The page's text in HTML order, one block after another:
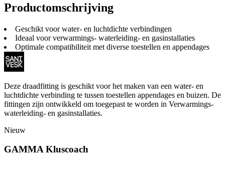
Productomschrijving
Geschikt voor water- en luchtdichte verbindingen
Ideaal voor verwarmings- waterleiding- en gasinstallaties
Optimale compatibiliteit met diverse toestellen en appendages
Deze draadfitting is geschikt voor het maken van een water- en
luchtdichte verbinding te tussen toestellen appendages en buizen. De
fittingen zijn ontwikkeld om toegepast te worden in Verwarmings-
waterleiding- en gasinstallaties.
Nieuw
GAMMA Kluscoach